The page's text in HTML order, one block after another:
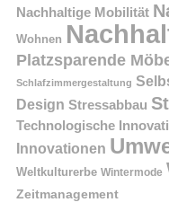
Nachhaltige Mobilität
Wohnen
Platzsparende
Schlafzimmergestaltung
Design Stressabbau
Technologische
Innovationen
Weltkulturerbe Wintermode
Zeitmanagement